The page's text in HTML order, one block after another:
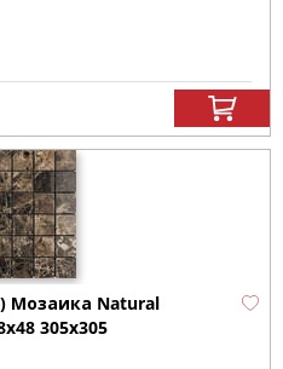
Мозаика Natural
305х305